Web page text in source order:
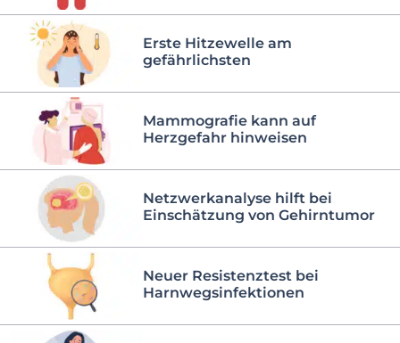
Erste Hitzewelle am
gefährlichsten
Mammografie kann auf
Herzgefahr hinweisen
Netzwerkanalyse hilft bei
Einschätzung von Gehirntumor
Neuer Resistenztest bei
Harnwegsinfektionen